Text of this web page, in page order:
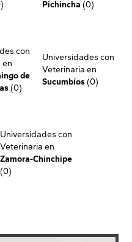
Pichincha (0)
con
en
de
(0)
Universidades con
Veterinaria en
Sucumbíos(0)
Universidades con
Veterinaria en
Zamora-Chinchipe
(0)